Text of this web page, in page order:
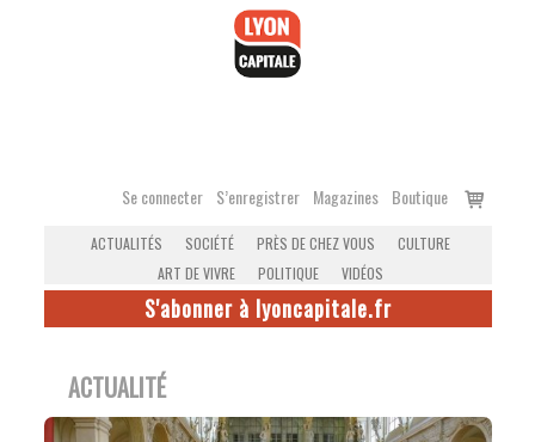
Se connecter S’enregistrer Magazines Boutique
Voir
ACTUALITÉS SOCIÉTÉ PRÈS DE CHEZ VOUS
CULTURE
ART DE VIVRE
POLITIQUE VIDÉOS
S'abonner à lyoncapitale.fr
ACTUALITÉ